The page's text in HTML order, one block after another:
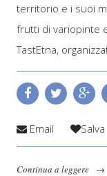
territorio e i suoi
frutti di variopinte
TastEtna,
Email Salva
Continua a leggere →